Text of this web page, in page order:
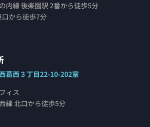
内線 後楽園駅 2番から徒歩5分
口から徒歩7分
葛西３丁目22-10-202室
ィス
線 北口から徒歩5分